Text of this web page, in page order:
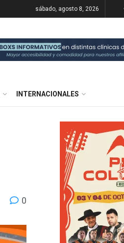
sábado, agosto 8, 2026
INTERNACIONALES
0